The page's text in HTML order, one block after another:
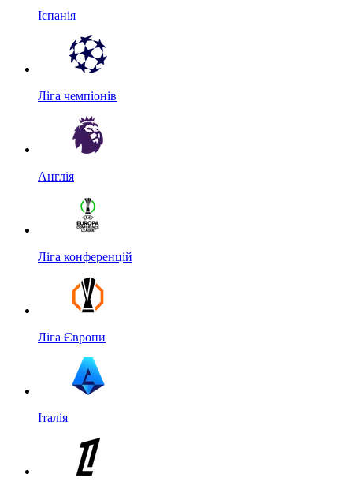
Іспанія
Ліга чемпіонів
Англія
Ліга конференцій
Ліга Європи
Італія